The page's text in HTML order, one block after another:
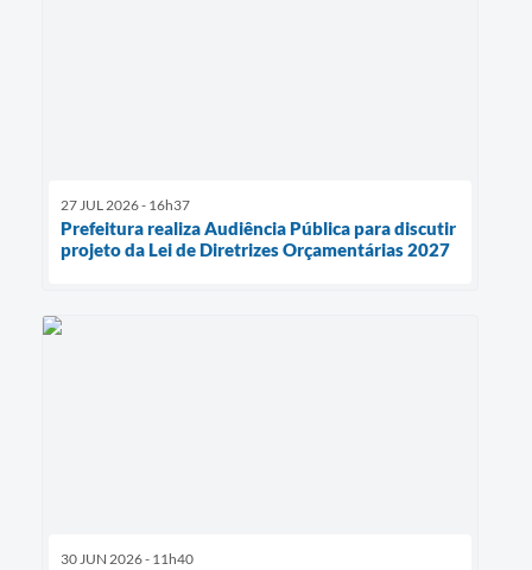
27 JUL 2026 - 16h37
Prefeitura realiza Audiência Pública para discutir
projeto da Lei de Diretrizes Orçamentárias 2027
30 JUN 2026 - 11h40